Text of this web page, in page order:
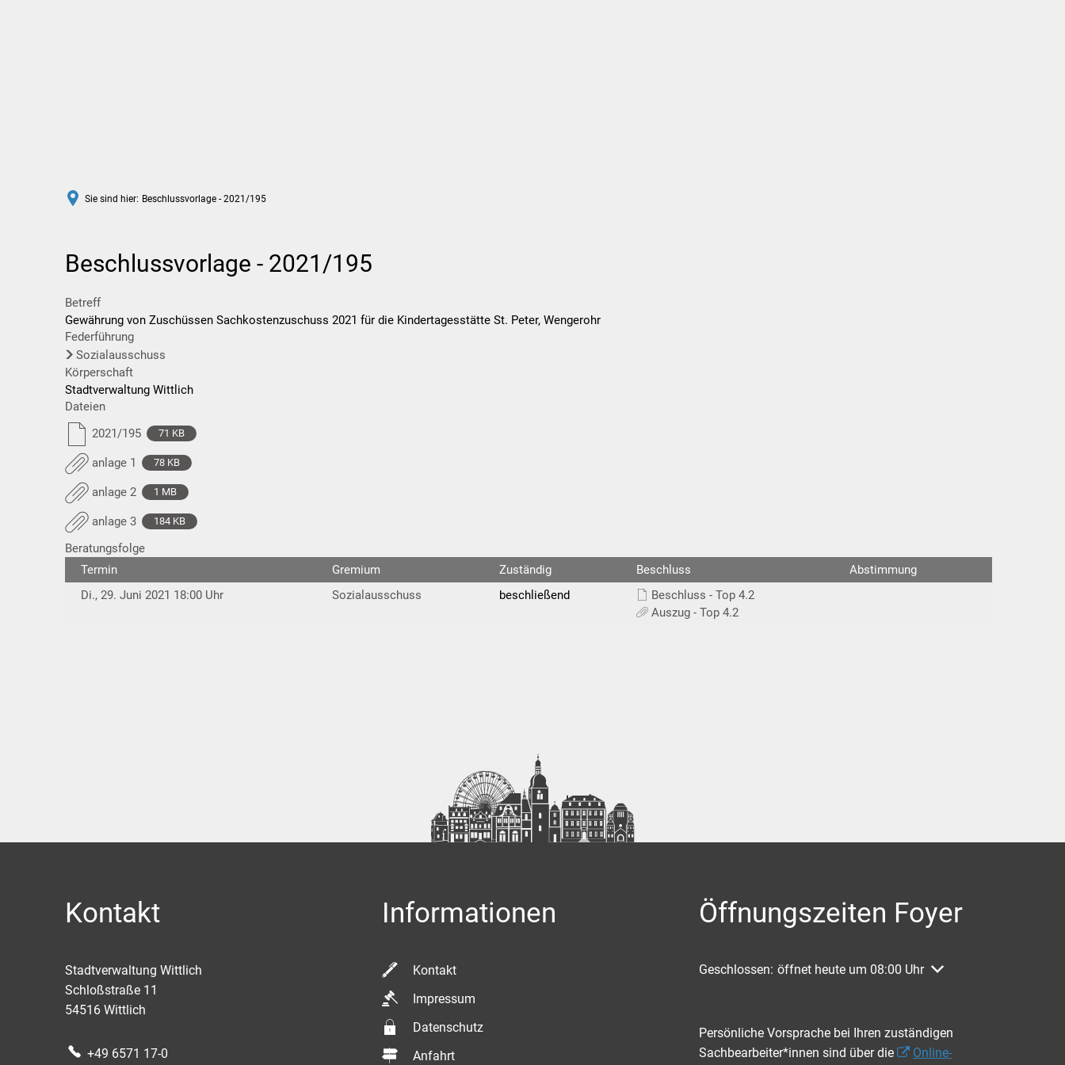
Sie sind hier: Beschlussvorlage - 2021/195
Beschlussvorlage - 2021/195
Betreff
Gewährung von Zuschüssen Sachkostenzuschuss 2021 für die Kindertagesstätte St. Peter, Wengerohr
Federführung
Sozialausschuss
Körperschaft
Stadtverwaltung Wittlich
Dateien
2021/195
71 KB
anlage 1 78 KB
anlage 2 1 MB
anlage 3 184 KB
Beratungsfolge
Termin
Gremium Zuständig Beschluss
Abstimmung
Di., 29. Juni 2021 18:00 Uhr
Sozialausschuss beschließend
Beschluss - Top 4.2
Auszug - Top 4.2
Kontakt
Stadtverwaltung Wittlich
Schloßstraße 11
54516 Wittlich
+49 6571 17-0
Informationen
Kontakt
Impressum
Datenschutz
Anfahrt
Öffnungszeiten Foyer
Klicken, um weitere Öffnungs- oder Schließzeiten auszublenden
Geschlossen: öffnet heute um 08:00 Uhr
Persönliche Vorsprache bei Ihren zuständigen
Sachbearbeiter*innen sind über die
Online-